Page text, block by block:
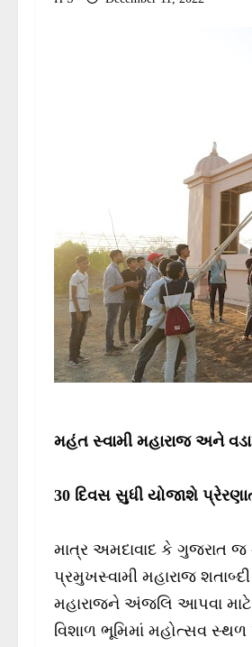
મહંત સ્વામી મહારાજ અને
30 દિવસ સુધી યોજાશે
માત્ર અમદાવાદ કે ગુજરાત
પ્રમુખસ્વામી મહારાજ
મહારાજને અંજલિ આપવા માટે
વિશાળ ભૂમિમાં મહોત્સવ